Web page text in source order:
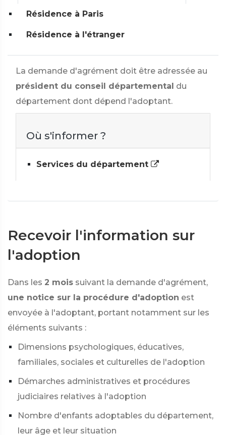
Résidence à Paris
Résidence à l'étranger
La demande d'agrément doit être adressée au
président du conseil départemental du
département dont dépend l'adoptant.
Où s'informer ?
Services du département
Recevoir l'information sur
l'adoption
Dans les 2 mois suivant la demande d'agrément,
une notice sur la procédure d'adoption est
envoyée à l'adoptant, portant notamment sur les
éléments suivants :
Dimensions psychologiques, éducatives,
familiales, sociales et culturelles de l'adoption
Démarches administratives et procédures
judiciaires relatives à l'adoption
Nombre d'enfants adoptables du département,
leur âge et leur situation